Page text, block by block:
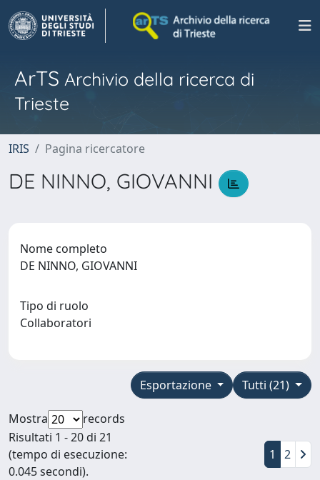
ArTS Archivio della ricerca di
Trieste
IRIS Pagina ricercatore
DE NINNO, GIOVANNI
Nome completo
DE NINNO, GIOVANNI
Tipo di ruolo
Collaboratori
Tutti (21)
Esportazione
Mostra
records
Risultati 1 - 20 di 21
(tempo di esecuzione:
0.045 secondi).
1 2